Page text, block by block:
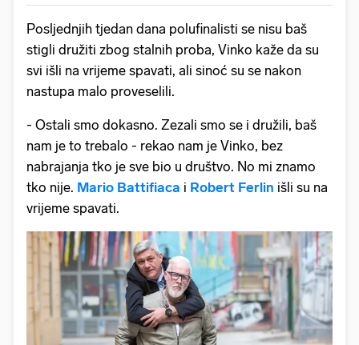
Posljednjih tjedan dana polufinalisti se nisu baš
stigli družiti zbog stalnih proba, Vinko kaže da su
svi išli na vrijeme spavati, ali sinoć su se nakon
nastupa malo proveselili.
- Ostali smo dokasno. Zezali smo se i družili, baš
nam je to trebalo - rekao nam je Vinko, bez
nabrajanja tko je sve bio u društvo. No mi znamo
tko nije. Mario Battifiaca i Robert Ferlin išli su na
vrijeme spavati.